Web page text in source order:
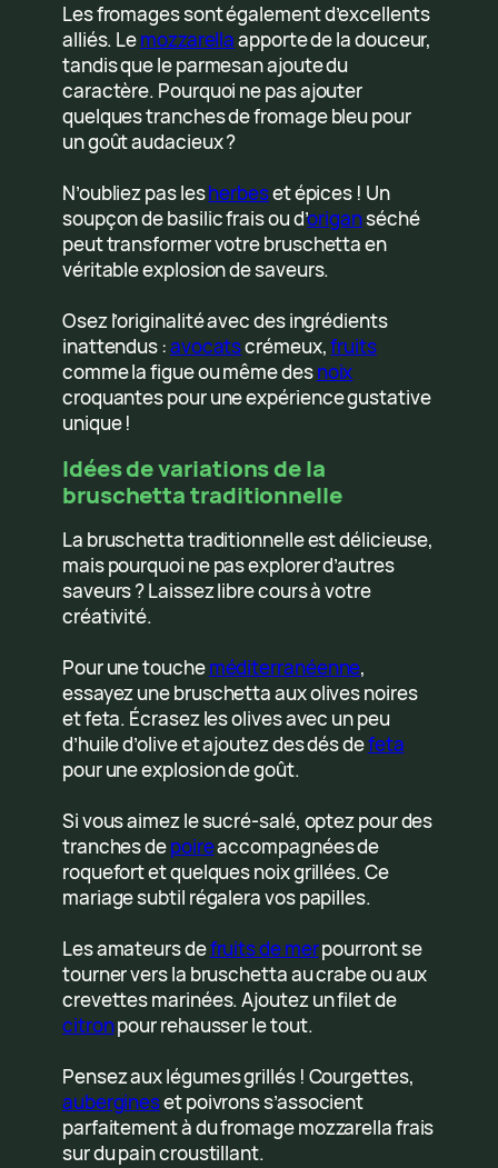
Les fromages sont également d’excellents
alliés. Lemozzarellaapporte de la douceur,
tandis que le parmesan ajoute du
caractère. Pourquoi ne pas ajouter
quelques tranches de fromage bleu pour
un goût audacieux ?
N’oubliez pas lesherbeset épices ! Un
soupçon de basilic frais ou d’origanséché
peut transformer votre bruschetta en
véritable explosion de saveurs.
Osez l’originalité avec des ingrédients
inattendus :avocatscrémeux,fruits
comme la figue ou même desnoix
croquantes pour une expérience gustative
unique !
Idées de variations de la
bruschetta traditionnelle
La bruschetta traditionnelle est délicieuse,
mais pourquoi ne pas explorer d’autres
saveurs ? Laissez libre cours à votre
créativité.
Pour une toucheméditerranéenne,
essayez une bruschetta aux olives noires
et feta. Écrasez les olives avec un peu
d’huile d’olive et ajoutez des dés defeta
pour une explosion de goût.
Si vous aimez le sucré-salé, optez pour des
tranches depoireaccompagnées de
roquefort et quelques noix grillées. Ce
mariage subtil régalera vos papilles.
Les amateurs defruits de merpourront se
tourner vers la bruschetta au crabe ou aux
crevettes marinées. Ajoutez un filet de
citronpour rehausser le tout.
Pensez aux légumes grillés ! Courgettes,
aubergineset poivrons s’associent
parfaitement à du fromage mozzarella frais
sur du pain croustillant.